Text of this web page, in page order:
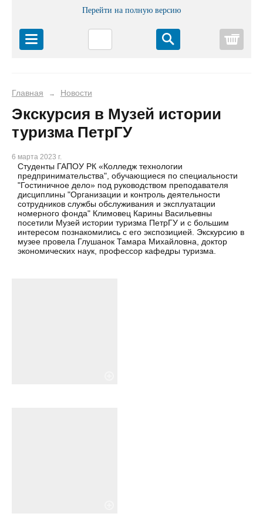
Перейти на полную версию
Главная → Новости
Экскурсия в Музей истории
туризма ПетрГУ
6 марта 2023 г.
Студенты ГАПОУ РК «Колледж технологии
предпринимательства", обучающиеся по специальности
"Гостиничное дело» под руководством преподавателя
дисциплины "Организации и контроль деятельности
сотрудников службы обслуживания и эксплуатации
номерного фонда" Климовец Карины Васильевны
посетили Музей истории туризма ПетрГУ и с большим
интересом познакомились с его экспозицией. Экскурсию в
музее провела Глушанок Тамара Михайловна, доктор
экономических наук, профессор кафедры туризма.